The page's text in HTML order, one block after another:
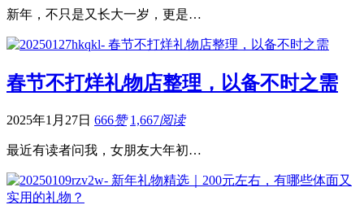
新年，不只是又长大一岁，更是…
春节不打烊礼物店整理，以备不时之需
2025年1月27日 666赞 1,667阅读
最近有读者问我，女朋友大年初…